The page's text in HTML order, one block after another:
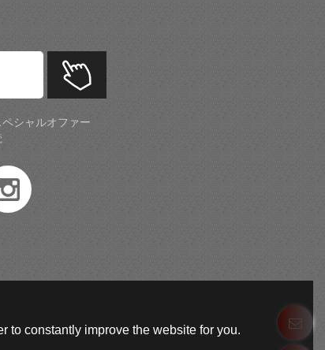
シャルオファー
to constantly improve the website for you.